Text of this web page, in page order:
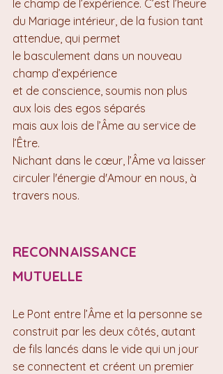
le champ de l’expérience. C’est l’heure
du Mariage intérieur, de la fusion tant
attendue, qui permet
le basculement dans un nouveau
champ d’expérience
et de conscience, soumis non plus
aux lois des egos séparés
mais aux lois de l’Âme au service de
l’Être.
Nichant dans le cœur, l’Âme va laisser
circuler l'énergie d'Amour en nous, à
travers nous.
RECONNAISSANCE
MUTUELLE
Le Pont entre l’Âme et la personne se
construit par les deux côtés, autant
de fils lancés dans le vide qui un jour
se connectent et créent un premier